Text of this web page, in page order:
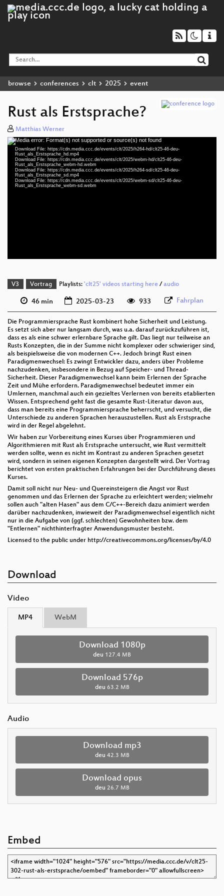
browse conferences clt 2025 event
Rust als Erstsprache?
Matthias Werner
Video
Player
Media error: Format(s) not supported or source(s) not found
Download File: https://cdn.media.ccc.de/events/clt/2025/h264-hd/clt25-46-deu-
Rust_als_Erstsprache_hd.mp4
Download File: https://cdn.media.ccc.de/events/clt/2025/webm-hd/clt25-46-deu-
Rust_als_Erstsprache_webm-hd.webm
Download File: https://cdn.media.ccc.de/events/clt/2025/h264-sd/clt25-46-deu-
Rust_als_Erstsprache_sd.mp4
Download File: https://cdn.media.ccc.de/events/clt/2025/webm-sd/clt25-46-deu-
Rust_als_Erstsprache_webm-sd.webm
V3 Vortrag Playlists: 'clt25' videos starting here/ audio
46 min 2025-03-23 933 Fahrplan
Die Programmiersprache Rust kombinert hohe Sicherheit und Leistung.
Es setzt sich aber nur langsam durch, was u.a. darauf zurückzuführen ist,
dass es als eine schwer erlernbare Sprache gilt. Das liegt nur teilweise an
Rusts Konzepten, die in der Summe nicht komplexer oder schwieriger sind,
als beispielsweise die von modernen C++. Jedoch bringt Rust einen
Paradigmenwechsel: Es zwingt Entwickler dazu, anders über Probleme
nachzudenken, insbesondere in Bezug auf Speicher- und Thread-
Sicherheit. Dieser Paradigmenwechsel kann beim Erlernen der Sprache
Zeit und Mühe erfordern. Paradigmenwechsel bedeutet immer ein
Umlernen, manchmal auch ein gezieltes Verlernen von bereits etablierten
Wissen. Entsprechend geht fast die gesamte Rust-Literatur davon aus,
dass man bereits eine Programmiersprache beherrscht, und versucht, die
Unterschiede zu anderen Sprachen herauszustellen. Rust als Erstsprache
wird in der Regel abgelehnt.
Wir haben zur Vorbereitung eines Kurses über Programmieren und
Algorithmieren mit Rust als Erstsprache untersucht, wie Rust vermittelt
werden sollte, wenn es nicht im Kontrast zu anderen Sprachen gesetzt
wird, sondern in seinen eigenen Konzepten dargestellt wird. Der Vortrag
berichtet von ersten praktischen Erfahrungen bei der Durchführung dieses
Kurses.
Damit soll nicht nur Neu- und Quereinsteigern die Angst vor Rust
genommen und das Erlernen der Sprache zu erleichtert werden; vielmehr
sollen auch "alten Hasen" aus dem C/C++-Bereich dazu animiert werden
darüber nachzudenken, inwieweit der Paradigmenwechsel eigentlich nicht
nur in die Aufgabe von (ggf. schlechten) Gewohnheiten bzw. dem
"Entlernen" nichthinterfragter Anwendungsmuster besteht.
Licensed to the public under http://creativecommons.org/licenses/by/4.0
Download
Video
MP4 WebM
Download 1080p
deu 127.4 MB
Download 576p
deu 63.2 MB
Audio
Download mp3
deu 42.3 MB
Download opus
deu 26.7 MB
Embed